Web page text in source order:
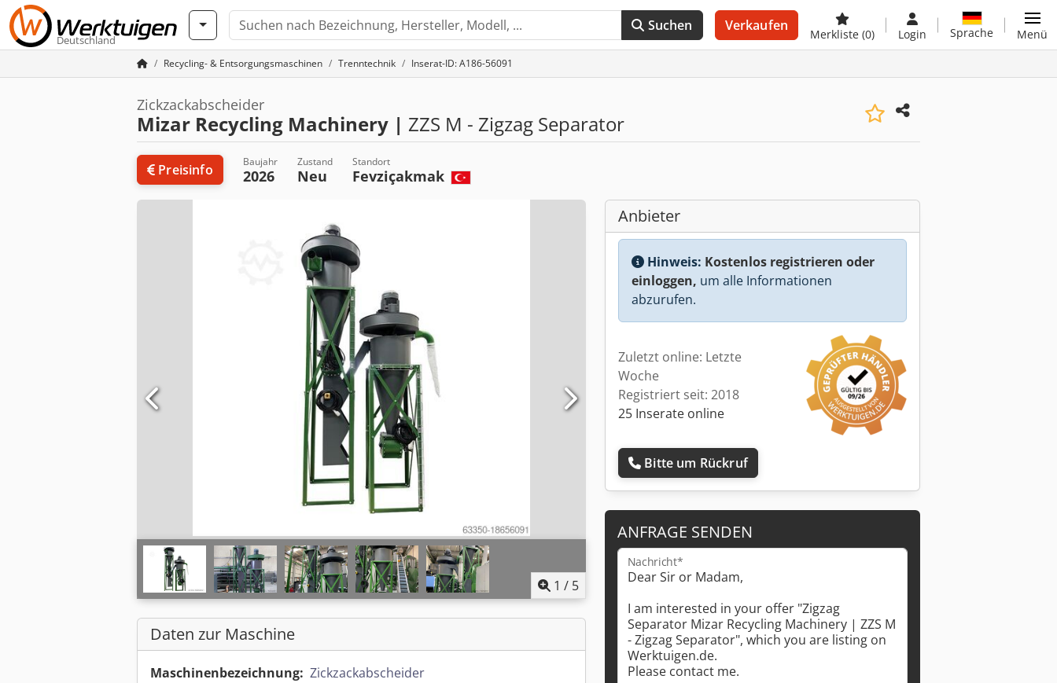
Deutschland
Suchen Verkaufen
Merkliste (0) Login Sprache Menü
Recycling- & Entsorgungsmaschinen Trenntechnik Inserat-ID: A186-56091
Zickzackabscheider
Mizar Recycling Machinery | ZZS M - Zigzag Separator
Preisinfo Baujahr
2026
Zustand
Neu
Standort
Fevziçakmak
1 / 5
Daten zur Maschine
Maschinenbezeichnung: Zickzackabscheider
Anbieter
Hinweis: Kostenlos registrieren oder
einloggen, um alle Informationen
abzurufen.
Zuletzt online: Letzte
Woche
Registriert seit: 2018
25 Inserate online
Bitte um Rückruf
ANFRAGE SENDEN
Nachricht*